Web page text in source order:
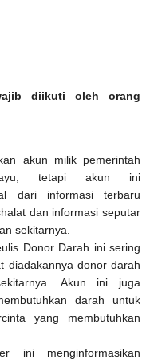
diikuti oleh orang
akun milik pemerintah
tetapi akun ini
dari informasi terbaru
dan informasi seputar
sekitarnya.
Donor Darah ini sering
diadakannya donor darah
Akun ini juga
darah untuk
yang membutuhkan
ini menginformasikan